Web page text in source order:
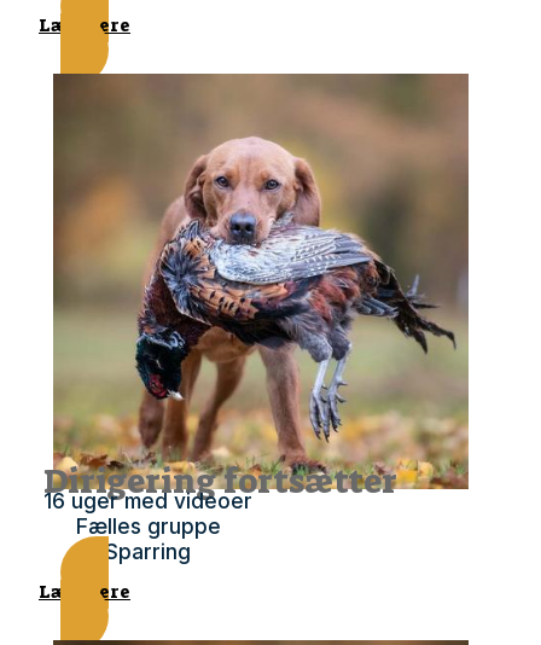
Læs mere
Dirigering fortsætter
16 uger med videoer
Fælles gruppe
Sparring
Læs mere